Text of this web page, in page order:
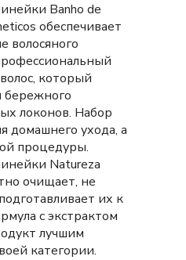
Banho de
обеспечивает
волосяного
который
бережного
локонов. Набор
домашнего ухода, а
процедуры.
Natureza
очищает, не
их к
с экстрактом
лучшим
категории.